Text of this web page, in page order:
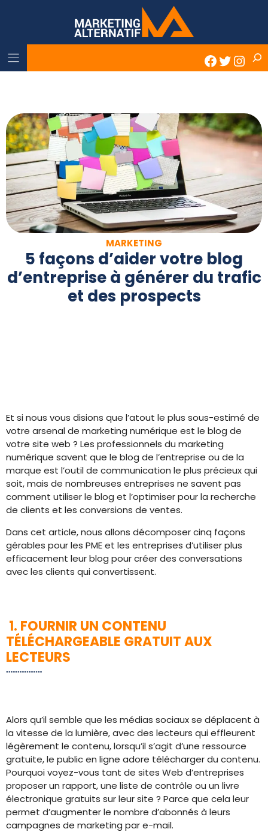
Twitter
MARKETING
5 façons d’aider votre blog
d’entreprise à générer du trafic
et des prospects
Et si nous vous disions que l’atout le plus sous-estimé de
votre arsenal de marketing numérique est le blog de
votre site web ? Les professionnels du marketing
numérique savent que le blog de l’entreprise ou de la
marque est l’outil de communication le plus précieux qui
soit, mais de nombreuses entreprises ne savent pas
comment utiliser le blog et l’optimiser pour la recherche
de clients et les conversions de ventes.
Dans cet article, nous allons décomposer cinq façons
gérables pour les PME et les entreprises d’utiliser plus
efficacement leur blog pour créer des conversations
avec les clients qui convertissent.
1. FOURNIR UN CONTENU
TÉLÉCHARGEABLE GRATUIT AUX
LECTEURS
Alors qu’il semble que les médias sociaux se déplacent à
la vitesse de la lumière, avec des lecteurs qui effleurent
légèrement le contenu, lorsqu’il s’agit d’une ressource
gratuite, le public en ligne adore télécharger du contenu.
Pourquoi voyez-vous tant de sites Web d’entreprises
proposer un rapport, une liste de contrôle ou un livre
électronique gratuits sur leur site ? Parce que cela leur
permet d’augmenter le nombre d’abonnés à leurs
campagnes de marketing par e-mail.